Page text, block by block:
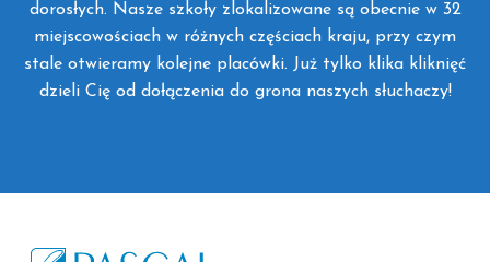
dorosłych. Nasze szkoły zlokalizowane są obecnie w 32
miejscowościach w różnych częściach kraju, przy czym
stale otwieramy kolejne placówki. Już tylko klika kliknięć
dzieli Cię od dołączenia do grona naszych słuchaczy!